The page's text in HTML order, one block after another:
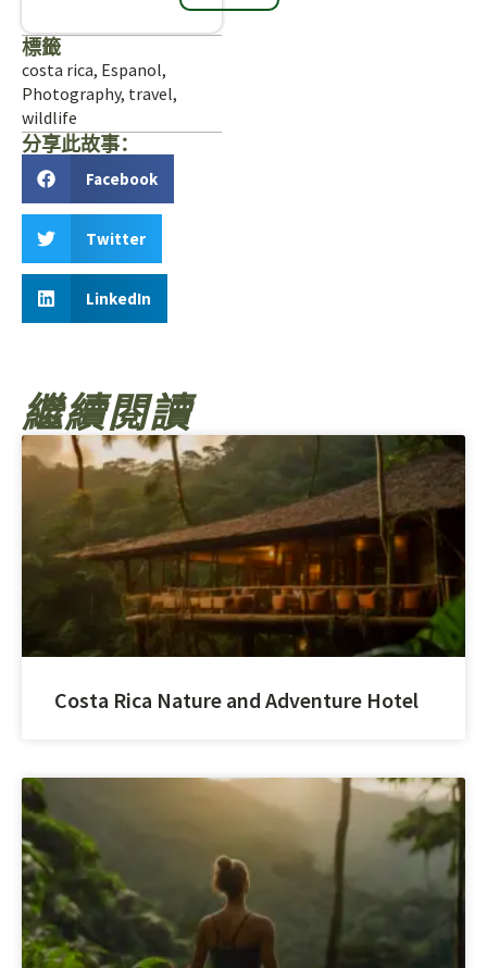
標籤
costa rica, Espanol,
Photography, travel,
wildlife
分享此故事：
Facebook
Twitter
LinkedIn
繼續閱讀
Costa Rica Nature and Adventure Hotel